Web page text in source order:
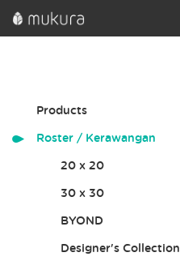
Products
Roster / Kerawangan
20 x 20
30 x 30
BYOND
Designer's Collection